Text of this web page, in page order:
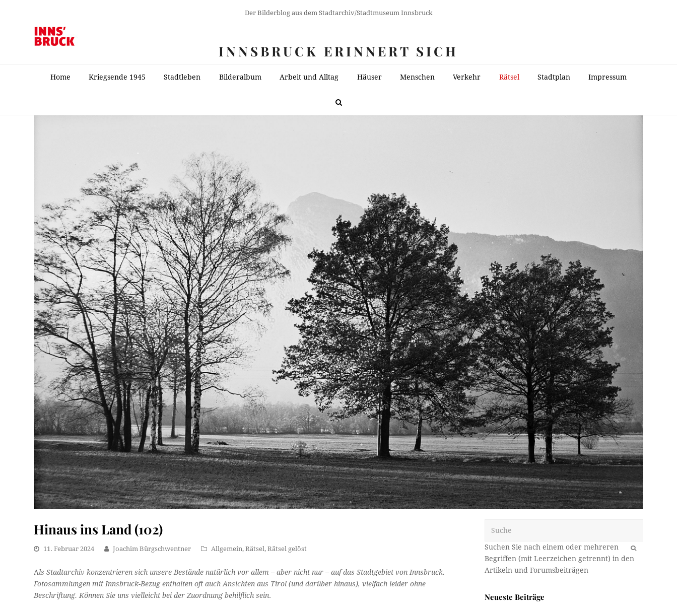
Der Bilderblog aus dem Stadtarchiv/Stadtmuseum Innsbruck
INNSBRUCK ERINNERT SICH
Home Kriegsende 1945 Stadtleben Bilderalbum Arbeit und Alltag Häuser Menschen Verkehr Rätsel Stadtplan Impressum
Hinaus ins Land (102)
11. Februar 2024 Joachim Bürgschwentner Allgemein,Rätsel,Rätsel gelöst
Als Stadtarchiv konzentrieren sich unsere Bestände natürlich vor allem – aber nicht nur – auf das Stadtgebiet von Innsbruck.
Fotosammlungen mit Innsbruck-Bezug enthalten oft auch Ansichten aus Tirol (und darüber hinaus), vielfach leider ohne
Beschriftung. Können Sie uns vielleicht bei der Zuordnung behilflich sein.
OK
Neueste Beiträge